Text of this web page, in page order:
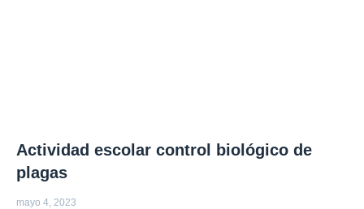
Actividad escolar control biológico de
plagas
mayo 4, 2023